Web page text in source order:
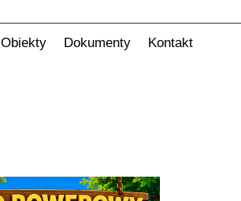
Obiekty Dokumenty Kontakt